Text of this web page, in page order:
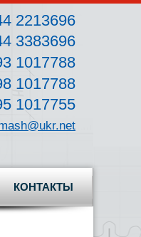
2213696
3383696
1017788
1017788
1017755
КОНТАКТЫ